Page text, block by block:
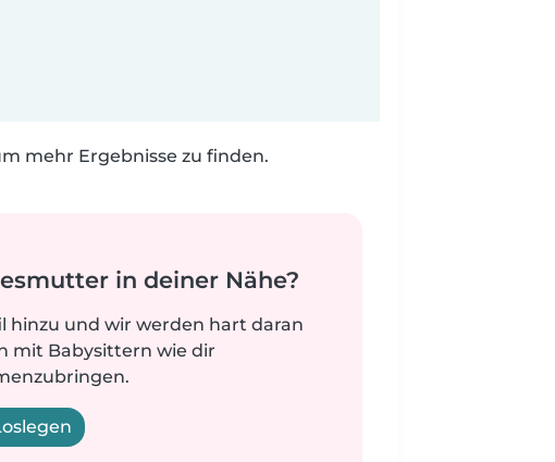
mehr Ergebnisse zu finden.
in deiner Nähe?
hinzu und wir werden hart daran
mit Babysittern wie dir